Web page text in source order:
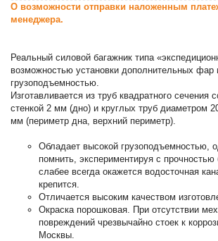
О возможности отправки наложенным
менеджера.
Реальный силовой багажник типа
возможностью установки дополнительных фар
грузоподъемностью.
Изготавливается из труб квадратного сечения
стенкой 2 мм (дно) и круглых труб диаметром
мм (периметр дна, верхний периметр).
Обладает высокой грузоподъемностью,
помнить, экспериментируя с прочностью
слабее всегда окажется водосточная
крепится.
Отличается высоким качеством
Окраска порошковая. При отсутствии
повреждений чрезвычайно стоек к
Москвы.